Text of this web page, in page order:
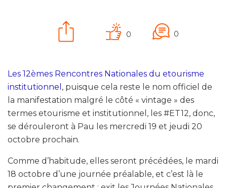
0 0
Les 12èmes Rencontres Nationales du etourisme
institutionnel , puisque cela reste le nom officiel de
la manifestation malgré le côté « vintage » des
termes etourisme et institutionnel, les #ET12, donc,
se dérouleront à Pau les mercredi 19 et jeudi 20
octobre prochain.
Comme d’habitude, elles seront précédées, le mardi
18 octobre d’une journée préalable, et c’est là le